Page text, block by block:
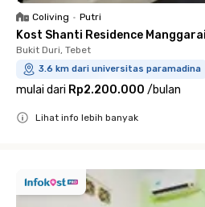
Coliving • Putri
Kost Shanti Residence Manggarai
Bukit Duri, Tebet
3.6 km dari universitas paramadina
mulai dari Rp2.200.000 /bulan
Lihat info lebih banyak